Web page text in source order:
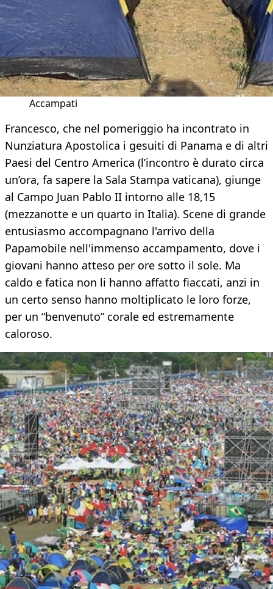
Accampati
Francesco, che nel pomeriggio ha incontrato in
Nunziatura Apostolica i gesuiti di Panama e di altri
Paesi del Centro America (l’incontro è durato circa
un’ora, fa sapere la Sala Stampa vaticana), giunge
al Campo Juan Pablo II intorno alle 18,15
(mezzanotte e un quarto in Italia). Scene di grande
entusiasmo accompagnano l'arrivo della
Papamobile nell'immenso accampamento, dove i
giovani hanno atteso per ore sotto il sole. Ma
caldo e fatica non li hanno affatto fiaccati, anzi in
un certo senso hanno moltiplicato le loro forze,
per un “benvenuto” corale ed estremamente
caloroso.